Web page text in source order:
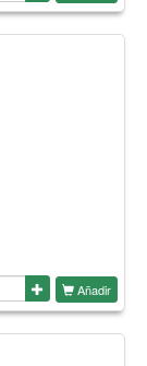
Añadir